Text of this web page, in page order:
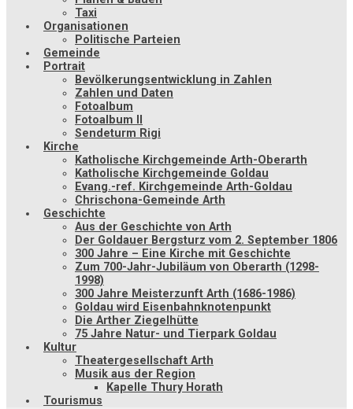
Taxi
Organisationen
Politische Parteien
Gemeinde
Portrait
Bevölkerungsentwicklung in Zahlen
Zahlen und Daten
Fotoalbum
Fotoalbum II
Sendeturm Rigi
Kirche
Katholische Kirchgemeinde Arth-Oberarth
Katholische Kirchgemeinde Goldau
Evang.-ref. Kirchgemeinde Arth-Goldau
Chrischona-Gemeinde Arth
Geschichte
Aus der Geschichte von Arth
Der Goldauer Bergsturz vom 2. September 1806
300 Jahre – Eine Kirche mit Geschichte
Zum 700-Jahr-Jubiläum von Oberarth (1298-
1998)
300 Jahre Meisterzunft Arth (1686-1986)
Goldau wird Eisenbahnknotenpunkt
Die Arther Ziegelhütte
75 Jahre Natur- und Tierpark Goldau
Kultur
Theatergesellschaft Arth
Musik aus der Region
Kapelle Thury Horath
Tourismus